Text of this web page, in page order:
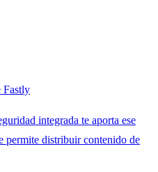
Fastly
integrada te aporta ese
permite distribuir contenido de